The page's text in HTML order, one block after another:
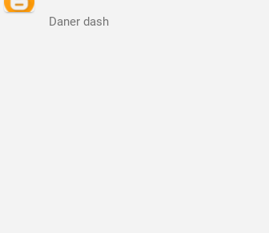
Daner dash